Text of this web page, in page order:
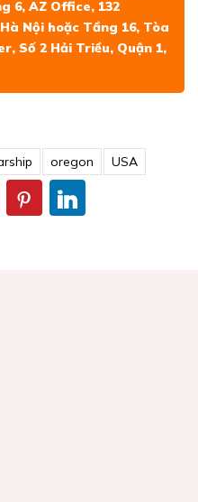
6, AZ Office, 132
Nội hoặc Tầng 16, Tòa
Số 2 Hải Triều, Quận 1,
oregon
USA